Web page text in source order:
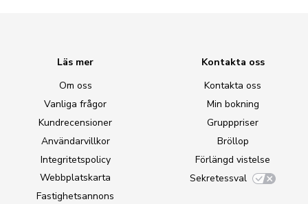
Läs mer
Om oss
Vanliga frågor
Kundrecensioner
Användarvillkor
Integritetspolicy
Webbplatskarta
Fastighetsannons
Kontakta oss
Kontakta oss
Min bokning
Grupppriser
Bröllop
Förlängd vistelse
Sekretessval